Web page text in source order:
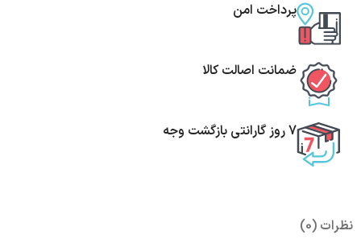
پرداخت امن
ضمانت اصالت کالا
7 روز گارانتی بازگشت وجه
نظرات (0)